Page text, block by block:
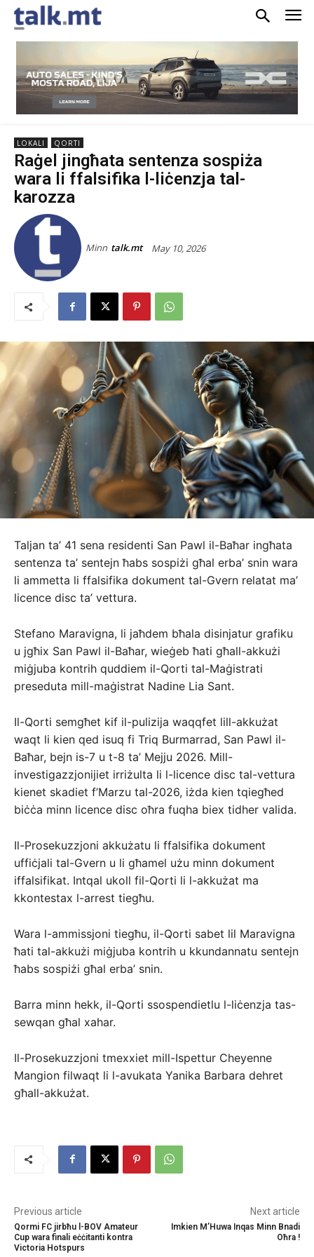
LOKALI QORTI
Raġel jingħata sentenza sospiża
wara li ffalsifika l-liċenzja tal-
karozza
Minn talk.mt May 10, 2026
Taljan ta’ 41 sena residenti San Pawl il-Baħar ingħata
sentenza ta’ sentejn ħabs sospiżi għal erba’ snin wara
li ammetta li ffalsifika dokument tal-Gvern relatat ma’
licence disc ta’ vettura.
Stefano Maravigna, li jaħdem bħala disinjatur grafiku
u jgħix San Pawl il-Baħar, wieġeb ħati għall-akkużi
miġjuba kontrih quddiem il-Qorti tal-Maġistrati
preseduta mill-maġistrat Nadine Lia Sant.
Il-Qorti semgħet kif il-pulizija waqqfet lill-akkużat
waqt li kien qed isuq fi Triq Burmarrad, San Pawl il-
Baħar, bejn is-7 u t-8 ta’ Mejju 2026. Mill-
investigazzjonijiet irriżulta li l-licence disc tal-vettura
kienet skadiet f’Marzu tal-2026, iżda kien tqiegħed
biċċa minn licence disc oħra fuqha biex tidher valida.
Il-Prosekuzzjoni akkużatu li ffalsifika dokument
uffiċjali tal-Gvern u li għamel użu minn dokument
iffalsifikat. Intqal ukoll fil-Qorti li l-akkużat ma
kkontestax l-arrest tiegħu.
Wara l-ammissjoni tiegħu, il-Qorti sabet lil Maravigna
ħati tal-akkużi miġjuba kontrih u kkundannatu sentejn
ħabs sospiżi għal erba’ snin.
Barra minn hekk, il-Qorti ssospendietlu l-liċenzja tas-
sewqan għal xahar.
Il-Prosekuzzjoni tmexxiet mill-Ispettur Cheyenne
Mangion filwaqt li l-avukata Yanika Barbara dehret
għall-akkużat.
Previous article
Qormi FC jirbħu l-BOV Amateur
Cup wara finali eċċitanti kontra
Victoria Hotspurs
Next article
Imkien M’Huwa Inqas Minn Bnadi
Oħra !